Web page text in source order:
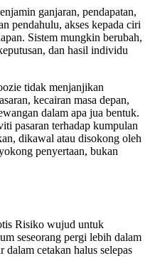
ganjaran, pendapatan,
pendahulu, akses kepada ciri
Sistem mungkin berubah,
dan hasil individu
tidak menjanjikan
kecairan masa depan,
dalam apa jua bentuk.
pasaran terhadap kumpulan
dikawal atau disokong oleh
penyertaan, bukan
Risiko wujud untuk
seseorang pergi lebih dalam
cetakan halus selepas